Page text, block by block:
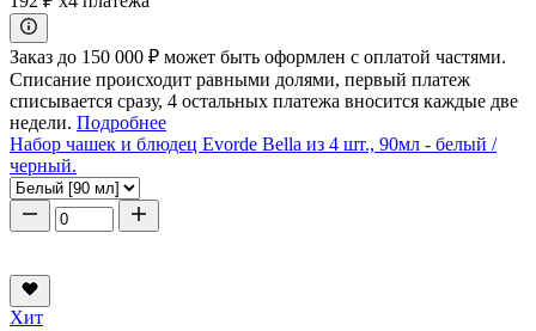
Заказ до 150 000 ₽ может быть оформлен с оплатой частями.
Списание происходит равными долями, первый платеж
списывается сразу, 4 остальных платежа вносится каждые две
недели. Подробнее
Набор чашек и блюдец Evorde Bella из 4 шт., 90мл - белый /
черный.
Хит